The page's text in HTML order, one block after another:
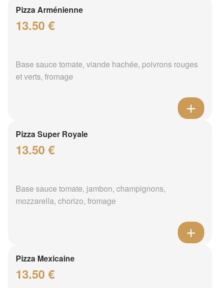
Pizza Arménienne
13.50 €
Base sauce tomate, viande hachée, poivrons rouges
et verts, fromage
Pizza Super Royale
13.50 €
Base sauce tomate, jambon, champignons,
mozzarella, chorizo, fromage
Pizza Mexicaine
13.50 €